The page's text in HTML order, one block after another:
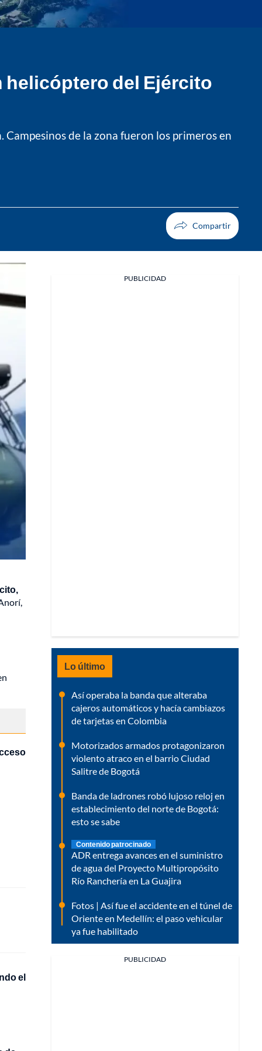
del Ejército
de la zona fueron los primeros en
el
PUBLICIDAD
Lo último
Así operaba la banda que alteraba
cajeros automáticos y hacía cambiazos
de tarjetas en Colombia
Motorizados armados protagonizaron
violento atraco en el barrio Ciudad
Salitre de Bogotá
Banda de ladrones robó lujoso reloj en
establecimiento del norte de Bogotá:
esto se sabe
Contenido patrocinado
ADR entrega avances en el suministro
de agua del Proyecto Multipropósito
Río Ranchería en La Guajira
Fotos | Así fue el accidente en el túnel de
Oriente en Medellín: el paso vehicular
ya fue habilitado
PUBLICIDAD